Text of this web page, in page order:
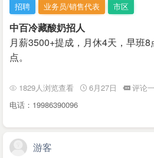
招聘 业务员/销售代表 市区
中百冷藏酸奶招人
月薪3500+提成，月休4天，早班
点。
1829人浏览查看 6月27日
评论
电话：19986390096
游客